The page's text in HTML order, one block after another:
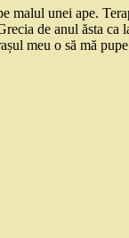
malul unei ape.
de anul ăsta ca
meu o să mă